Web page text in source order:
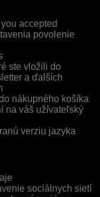
accepted
povolenie
ste vložili do
a ďalších
nákupného košíka
na váš užívateľský
verziu jazyka
sociálnych sietí